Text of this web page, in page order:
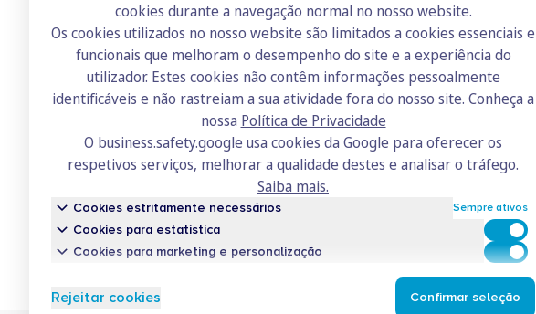
cookies durante a navegação normal no nosso website.
Os cookies utilizados no nosso website são limitados a cookies essenciais e
funcionais que melhoram o desempenho do site e a experiência do
utilizador. Estes cookies não contêm informações pessoalmente
identificáveis e não rastreiam a sua atividade fora do nosso site. Conheça a
nossa Política de Privacidade
O business.safety.google usa cookies da Google para oferecer os
respetivos serviços, melhorar a qualidade destes e analisar o tráfego.
Saiba mais.
Cookies estritamente necessários Sempre ativos
Cookies para estatística
Cookies para marketing e personalização
Rejeitar cookies Confirmar seleção
Conheça o
Um serviço integrado,
Contactos
Recrutamento
Academia
Junte-se à Rede
Consulte todos